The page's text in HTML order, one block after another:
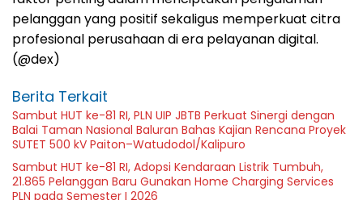
pelanggan yang positif sekaligus memperkuat citra
profesional perusahaan di era pelayanan digital.
(@dex)
Berita Terkait
Sambut HUT ke-81 RI, PLN UIP JBTB Perkuat Sinergi dengan
Balai Taman Nasional Baluran Bahas Kajian Rencana Proyek
SUTET 500 kV Paiton–Watudodol/Kalipuro
Sambut HUT ke-81 RI, Adopsi Kendaraan Listrik Tumbuh,
21.865 Pelanggan Baru Gunakan Home Charging Services
PLN pada Semester I 2026